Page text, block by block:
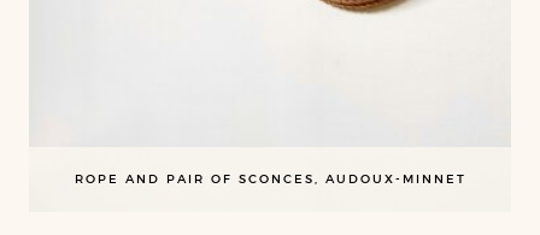
ROPE AND PAIR OF SCONCES, AUDOUX-MINNET